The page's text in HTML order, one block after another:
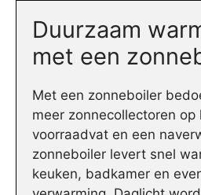
Duurzaam
met een
Met een zonneboiler
meer zonnecollectoren op
voorraadvat en een
zonneboiler levert snel
keuken, badkamer en